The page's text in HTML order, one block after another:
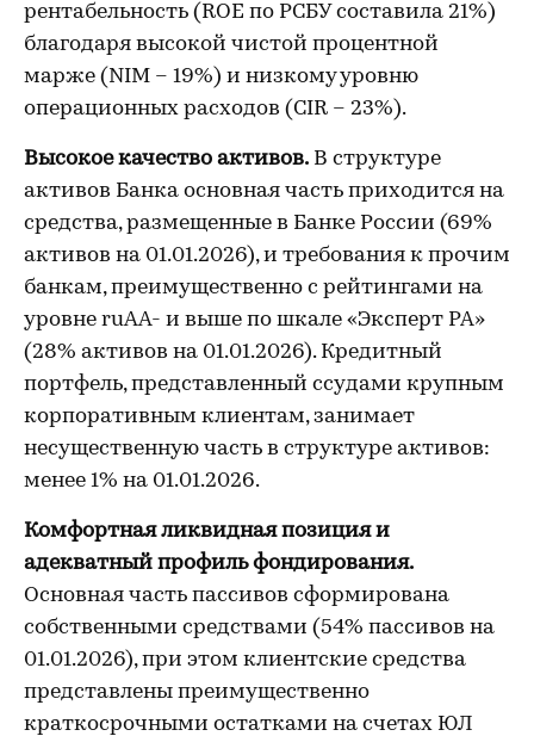
рентабельность (ROE по РСБУ составила 21%)
благодаря высокой чистой процентной
марже (NIM – 19%) и низкому уровню
операционных расходов (CIR – 23%).
Высокое качество активов. В структуре
активов Банка основная часть приходится на
средства, размещенные в Банке России (69%
активов на 01.01.2026), и требования к прочим
банкам, преимущественно с рейтингами на
уровне ruAA- и выше по шкале «Эксперт РА»
(28% активов на 01.01.2026). Кредитный
портфель, представленный ссудами крупным
корпоративным клиентам, занимает
несущественную часть в структуре активов:
менее 1% на 01.01.2026.
Комфортная ликвидная позиция и
адекватный профиль фондирования.
Основная часть пассивов сформирована
собственными средствами (54% пассивов на
01.01.2026), при этом клиентские средства
представлены преимущественно
краткосрочными остатками на счетах ЮЛ